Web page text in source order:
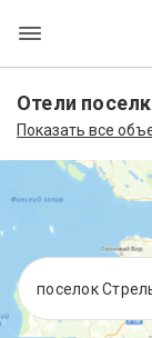
Отели
Показать все